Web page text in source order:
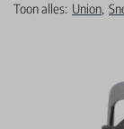
Toon alles: Union,